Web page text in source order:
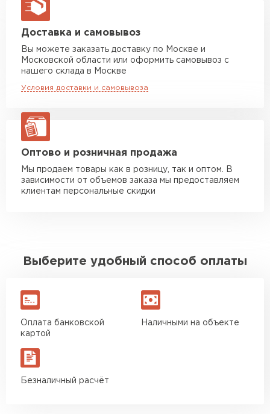
макс. длина груза 13,5 м
Манипулятор до 5 тн
Манипулятор до 10 тн
макс. длина груза 8 м
макс. длина груза 13,5 м
ЗАКАЗАТЬ С ДОСТАВКОЙ
Доставка и самовывоз
Вы можете заказать доставку по Москве и
Московской области или оформить самовывоз с
нашего склада в Москве
Условия доставки и самовывоза
Оптово и розничная продажа
Мы продаем товары как в розницу, так и оптом. В
зависимости от объемов заказа мы предоставляем
клиентам персональные скидки
Выберите удобный способ оплаты
Оплата банковской
картой
Наличными на объекте
Безналичный расчёт